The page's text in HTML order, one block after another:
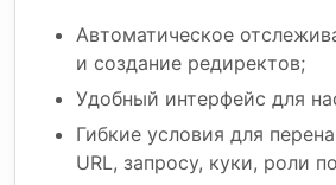
Автоматическое
и создание редиректов;
Удобный интерфейс для
Гибкие условия для
URL, запросу, куки, роли